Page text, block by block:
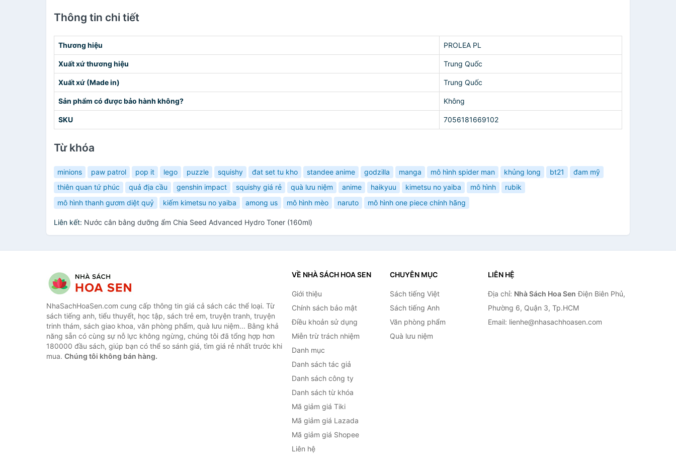
Thông tin chi tiết
Thương hiệu PROLEA PL
Xuất xứ thương hiệu Trung Quốc
Xuất xứ (Made in) Trung Quốc
Sản phẩm có được bảo hành không? Không
SKU 7056181669102
Từ khóa
minions paw patrol pop it lego puzzle squishy đat set tu kho standee anime godzilla manga mô hình spider man khủng long bt21
đam mỹ
thiên quan tứ phúc
quả địa cầu genshin impact squishy giá rẻ quà lưu niệm anime haikyuu kimetsu no yaiba mô hình
rubik
mô hình thanh gươm diệt quỷ
kiếm kimetsu no yaiba among us mô hình mèo naruto mô hình one piece chính hãng
Liên kết: Nước cân bằng dưỡng ẩm Chia Seed Advanced Hydro Toner (160ml)
NhaSachHoaSen.com cung cấp thông tin giá cả sách các thể loại. Từ
sách tiếng anh, tiểu thuyết, học tập, sách trẻ em, truyện tranh, truyện
trinh thám, sách giao khoa, văn phòng phẩm, quà lưu niệm... Bằng khả
năng sẵn có cùng sự nỗ lực không ngừng, chúng tôi đã tổng hợp hơn
180000 đầu sách, giúp bạn có thể so sánh giá, tìm giá rẻ nhất trước khi
mua. Chúng tôi không bán hàng.
VỀ NHÀ SÁCH HOA SEN
Giới thiệu
Chính sách bảo mật
Điều khoản sử dụng
Miễn trừ trách nhiệm
Danh mục
Danh sách tác giả
Danh sách công ty
Danh sách từ khóa
Mã giảm giá Tiki
Mã giảm giá Lazada
Mã giảm giá Shopee
Liên hệ
CHUYÊN MỤC
Sách tiếng Việt
Sách tiếng Anh
Văn phòng phẩm
Quà lưu niệm
LIÊN HỆ
Địa chỉ: Nhà Sách Hoa Sen Điện Biên Phủ,
Phường 6, Quận 3, Tp.HCM
Email: lienhe@nhasachhoasen.com